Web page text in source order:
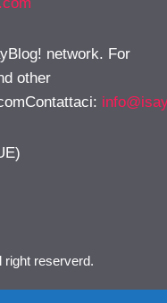
network. For
other
:
right reserverd.